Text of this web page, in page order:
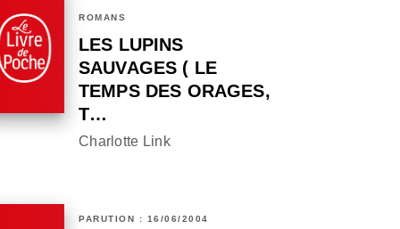
ROMANS
LES LUPINS
SAUVAGES ( LE
TEMPS DES ORAGES,
T…
Charlotte Link
PARUTION : 16/06/2004